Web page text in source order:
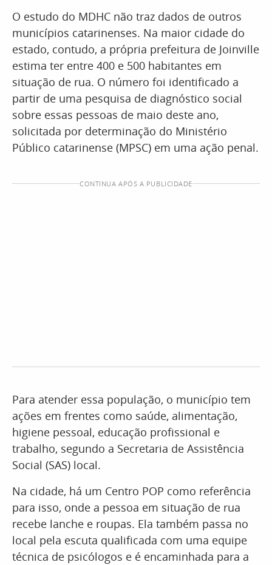
O estudo do MDHC não traz dados de outros
municípios catarinenses. Na maior cidade do
estado, contudo, a própria prefeitura de Joinville
estima ter entre 400 e 500 habitantes em
situação de rua. O número foi identificado a
partir de uma pesquisa de diagnóstico social
sobre essas pessoas de maio deste ano,
solicitada por determinação do Ministério
Público catarinense (MPSC) em uma ação penal.
CONTINUA APÓS A PUBLICIDADE
Para atender essa população, o município tem
ações em frentes como saúde, alimentação,
higiene pessoal, educação profissional e
trabalho, segundo a Secretaria de Assistência
Social (SAS) local.
Na cidade, há um Centro POP como referência
para isso, onde a pessoa em situação de rua
recebe lanche e roupas. Ela também passa no
local pela escuta qualificada com uma equipe
técnica de psicólogos e é encaminhada para a